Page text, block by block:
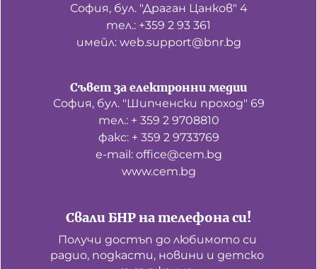
София, бул. "Драган Цанков" 4
тел.: +359 2 93 361
имейл: web.support@bnr.bg
Свали БНР на телефона си!
Получи достъп до любимото си
радио, подкасти, новини и детско
Съвет за електронни медии
София, бул. "Шипченски проход" 69
тел.: + 359 2 9708810
факс: + 359 2 9733769
е-mail: office@cem.bg
www.cem.bg